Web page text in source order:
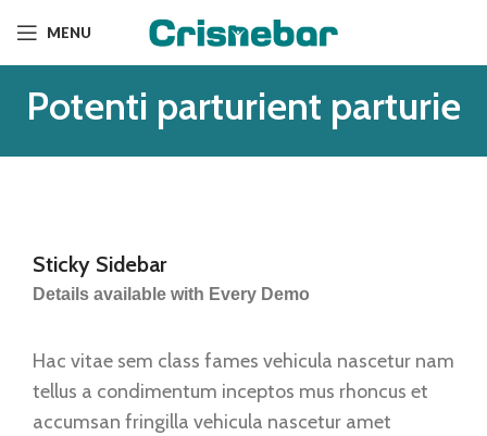
MENU
Potenti parturient parturie
Sticky Sidebar
Details available with Every Demo
Hac vitae sem class fames vehicula nascetur nam
tellus a condimentum inceptos mus rhoncus et
accumsan fringilla vehicula nascetur amet